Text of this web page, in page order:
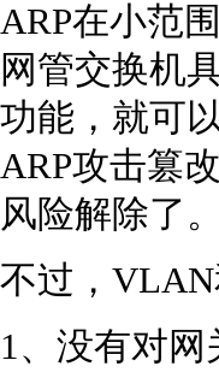
ARP在小范
网管交换机
功能，就可
ARP攻击篡
风险解除了
不过，
1、没有对